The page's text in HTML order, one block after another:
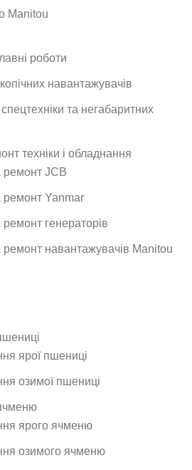
Manitou
роботи
навантажувачів
та негабаритних
техніки і обладнання
ремонт JCB
ремонт Yanmar
ремонт генераторів
ремонт навантажувачів Manitou
ярої пшениці
озимої пшениці
ярого ячменю
озимого ячменю